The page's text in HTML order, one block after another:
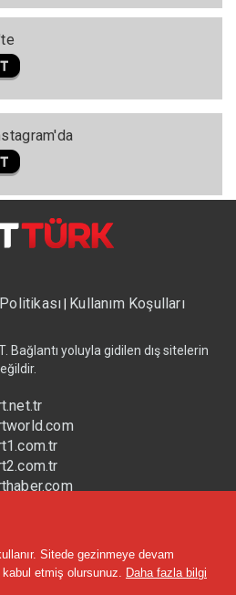
| Kullanım Koşulları
Bağlantı yoluyla gidilen dış sitelerin
Sitede gezinmeye devam
kabul etmiş olursunuz. Daha fazla bilgi